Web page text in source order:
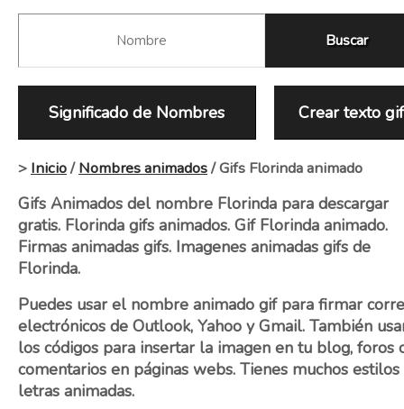
Significado de Nombres Crear texto gif
> Inicio/Nombres animados/ Gifs Florinda animado
Gifs Animados del nombre Florinda para descargar
gratis. Florinda gifs animados. Gif Florinda animado.
Firmas animadas gifs. Imagenes animadas gifs de
Florinda.
Puedes usar el nombre animado gif para firmar
electrónicos de Outlook, Yahoo y Gmail. También
los códigos para insertar la imagen en tu blog, foros
comentarios en páginas webs. Tienes muchos estilos
letras animadas.